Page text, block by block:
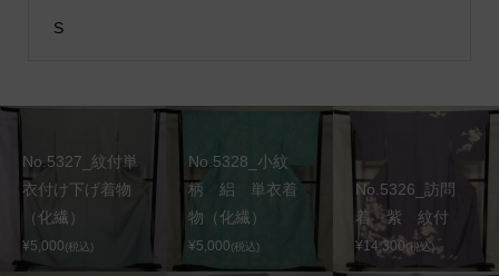
S
No.5327_紋付単
衣付け下げ着物
（化繊）
¥5,000(税込)
No.5328_小紋
柄 絽 単衣着
物（化繊）
¥5,000(税込)
No.5326_訪問
着 紫 紋付
¥14,300(税込)